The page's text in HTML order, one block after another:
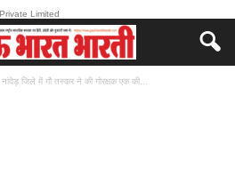
Limited
नांदेड़ जिले में गौ तस्कर ने की गोरक्षक एक की...